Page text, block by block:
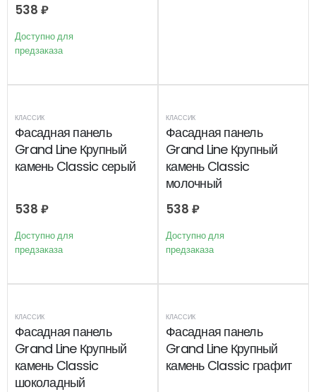
538 ₽
Доступно для
предзаказа
КЛАССИК
Фасадная панель
Grand Line Крупный
камень Classic серый
538 ₽
Доступно для
предзаказа
КЛАССИК
Фасадная панель
Grand Line Крупный
камень Classic
молочный
538 ₽
Доступно для
предзаказа
КЛАССИК
Фасадная панель
Grand Line Крупный
камень Classic
шоколадный
КЛАССИК
Фасадная панель
Grand Line Крупный
камень Classic графит